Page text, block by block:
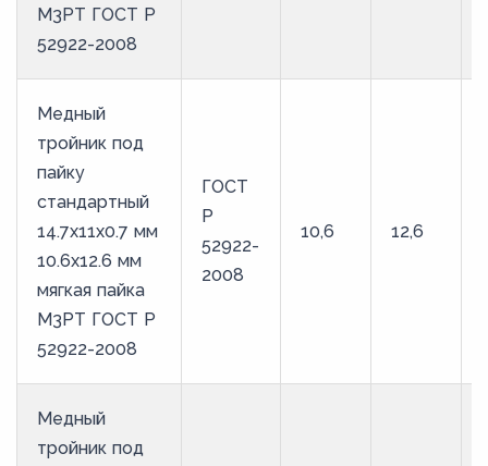
М3РТ ГОСТ Р
52922-2008
Медный
тройник под
пайку
стандартный
14.7х11х0.7 мм
10.6х12.6 мм
мягкая пайка
М3РТ ГОСТ Р
52922-2008
ГОСТ
Р
52922-
2008
10,6 12,6
Медный
тройник под